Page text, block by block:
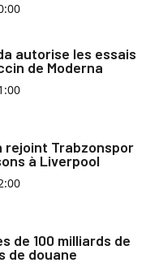
autorise les essais
de Moderna
rejoint Trabzonspor
à Liverpool
de 100 milliards de
de douane